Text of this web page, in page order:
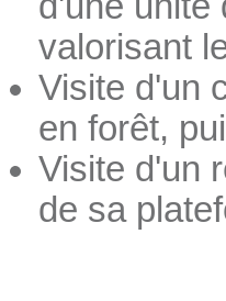
valorisant
Visite d'un
en forêt,
Visite d'un
de sa